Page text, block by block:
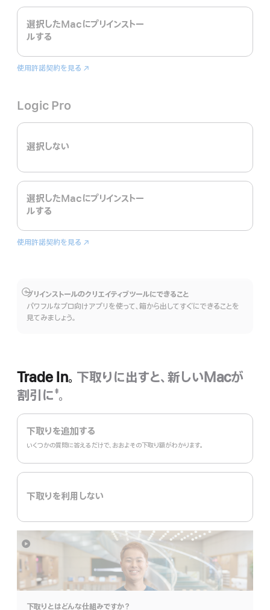
選択したMacにプリインストー
ルする
使用許諾契約を見る Final
（新
ド
き
ま
す）
Logic Pro
選択しない
選択したMacにプリインストー
ルする
使用許諾契約を見る Logic
（新
ド
ウ
プリインストールのクリエイティブツールにできること
パワフルなプロ向けアプリを使って、箱から出してすぐにできることを
見てみましょう。
詳
細
を
Trade In。 下取りに出すと、新しいMacが
割引に
注
‡。
Trade
In。
下取りを追加する
いくつかの質問に答えるだけで、おおよその下取り額がわかります。
下取りを利用しない
下取りとはどんな仕組みで⁠すか？
詳
細
を
表
示